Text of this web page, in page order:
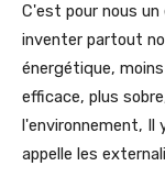
C'est pour nous
inventer partout
énergétique,
efficace, plus
l'environnement, Il
appelle les